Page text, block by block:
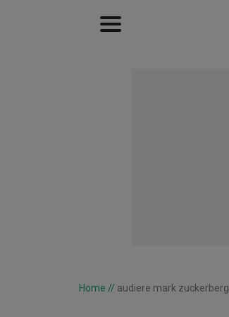
Home // audiere mark zuckerberg